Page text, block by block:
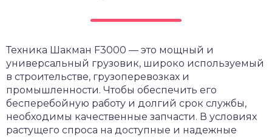
Техника Шакман F3000 — это мощный и
универсальный грузовик, широко используемый
в строительстве, грузоперевозках и
промышленности. Чтобы обеспечить его
бесперебойную работу и долгий срок службы,
необходимы качественные запчасти. В условиях
растущего спроса на доступные и надежные